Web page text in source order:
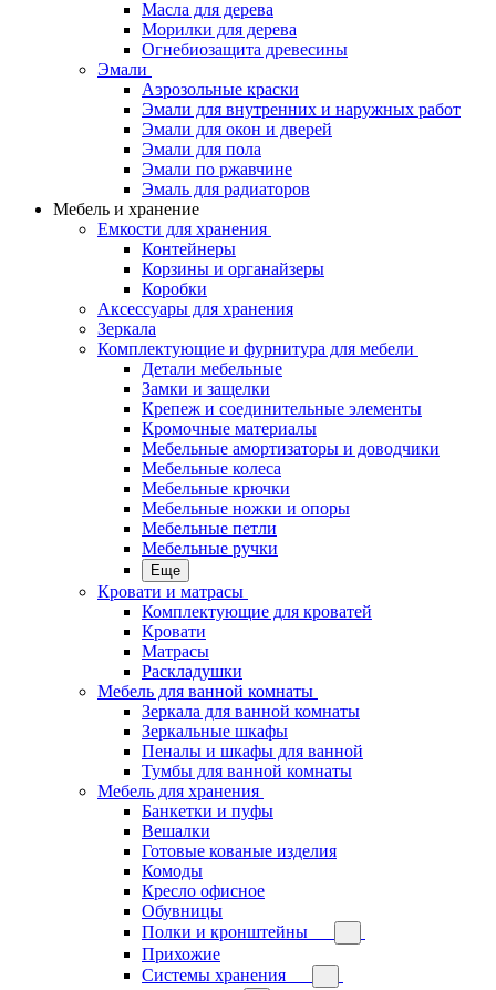
Масла для дерева
Морилки для дерева
Огнебиозащита древесины
Эмали
Аэрозольные краски
Эмали для внутренних и наружных работ
Эмали для окон и дверей
Эмали для пола
Эмали по ржавчине
Эмаль для радиаторов
Мебель и хранение
Емкости для хранения
Контейнеры
Корзины и органайзеры
Коробки
Аксессуары для хранения
Зеркала
Комплектующие и фурнитура для мебели
Детали мебельные
Замки и защелки
Крепеж и соединительные элементы
Кромочные материалы
Мебельные амортизаторы и доводчики
Мебельные колеса
Мебельные крючки
Мебельные ножки и опоры
Мебельные петли
Мебельные ручки
Еще
Кровати и матрасы
Комплектующие для кроватей
Кровати
Матрасы
Раскладушки
Мебель для ванной комнаты
Зеркала для ванной комнаты
Зеркальные шкафы
Пеналы и шкафы для ванной
Тумбы для ванной комнаты
Мебель для хранения
Банкетки и пуфы
Вешалки
Готовые кованые изделия
Комоды
Кресло офисное
Обувницы
Полки и кронштейны
Прихожие
Системы хранения